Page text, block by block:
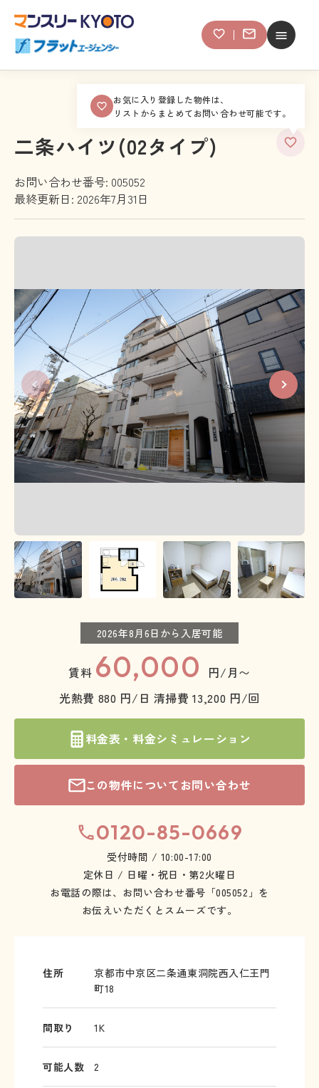
二条ハイツ(02タイプ)
お問い合わせ番号: 005052
最終更新日: 2026年7月31日
お気に入り登録した物件は、
リストからまとめてお問い合わせ可能です。
2026年8月6日から入居可能
賃料 60,000
円/月〜
光熱費 880 円/日 清掃費 13,200 円/回
料金表・料金シミュレーション
この物件についてお問い合わせ
0120-85-0669
受付時間 / 10:00-17:00
定休日 / 日曜・祝日・第2火曜日
お電話の際は、お問い合わせ番号「005052」を
お伝えいただくとスムーズです。
住所
京都市中京区二条通東洞院西入仁王門
町18
間取り 1K
可能人数 2